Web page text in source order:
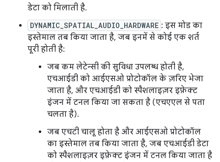
डेटा को मिलाती है.
DYNAMIC_SPATIAL_AUDIO_HARDWARE : इस मोड का
इस्तेमाल तब किया जाता है, जब इनमें से कोई एक शर्त
पूरी होती है:
जब कम लेटेन्सी की सुविधा उपलब्ध होती है,
एचआईडी को आईएसओ प्रोटोकॉल के ज़रिए भेजा
जाता है, और एचआईडी को स्पैशलाइज़र इफ़ेक्ट
इंजन में टनल किया जा सकता है (एचएएल से पता
चलता है).
जब एचटी चालू होता है और आईएसओ प्रोटोकॉल
का इस्तेमाल तब किया जाता है, जब एचआईडी डेटा
को स्पैशलाइज़र इफ़ेक्ट इंजन में टनल किया जाता है